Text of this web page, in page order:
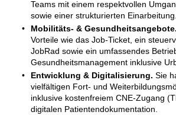
Teams mit einem respektvollen
sowie einer strukturierten Einarbeitung.
Mobilitäts- & Gesundheitsangebote.
Vorteile wie das Job-Ticket, ein
JobRad sowie ein umfassendes
Gesundheitsmanagement inklusive
Entwicklung & Digitalisierung. Sie
vielfältigen Fort- und
inklusive kostenfreiem CNE-Zugang
digitalen Patientendokumentation.